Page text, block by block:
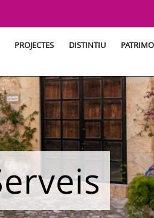
PROJECTES DISTINTIU